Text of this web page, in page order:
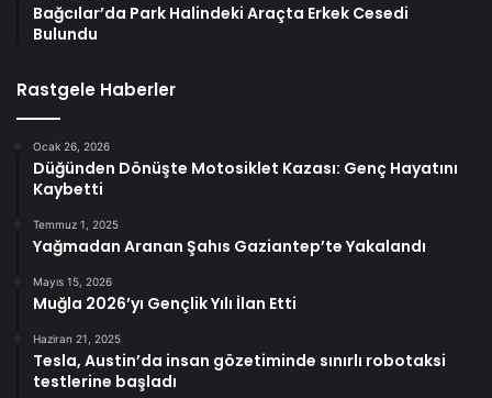
Bağcılar’da Park Halindeki Araçta Erkek Cesedi
Bulundu
Rastgele Haberler
Ocak 26, 2026
Düğünden Dönüşte Motosiklet Kazası: Genç Hayatını
Kaybetti
Temmuz 1, 2025
Yağmadan Aranan Şahıs Gaziantep’te Yakalandı
Mayıs 15, 2026
Muğla 2026’yı Gençlik Yılı İlan Etti
Haziran 21, 2025
Tesla, Austin’da insan gözetiminde sınırlı robotaksi
testlerine başladı